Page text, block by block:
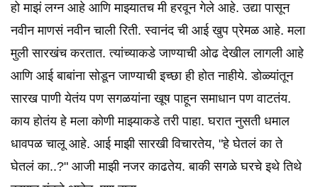
हो माझं लग्न आहे आणि माझ्यातच मी हरवून गेले आहे. उद्या पासून
नवीन माणसं नवीन चाली रिती. स्वानंद ची आई खुप प्रेमळ आहे. मला
मुली सारखंच करतात. त्यांच्याकडे जाण्याची ओढ देखील लागली आहे
आणि आई बाबांना सोडून जाण्याची इच्छा ही होत नाहीये. डोळ्यांतून
सारख पाणी येतंय पण सगळयांना खूष पाहून समाधान पण वाटतंय.
काय होतंय हे मला कोणी माझ्याकडे तरी पाहा. घरात नुसती धमाल
धावपळ चालू आहे. आई माझी सारखी विचारतेय, "हे घेतलं का ते
घेतलं का..?" आजी माझी नजर काढतेय. बाकी सगळे घरचे इथे तिथे